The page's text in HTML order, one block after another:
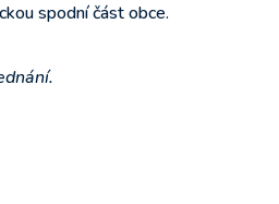
spodní část obce.